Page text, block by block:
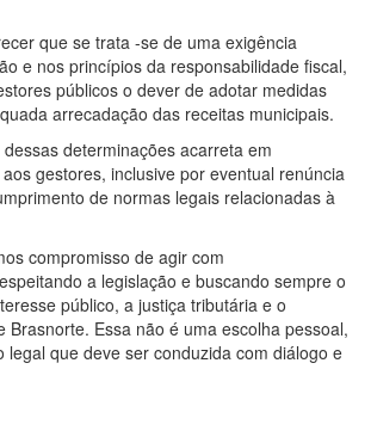
que se trata -se de uma exigência
e nos princípios da responsabilidade fiscal,
públicos o dever de adotar medidas
arrecadação das receitas municipais.
determinações acarreta em
gestores, inclusive por eventual renúncia
de normas legais relacionadas à
compromisso de agir com
a legislação e buscando sempre o
público, a justiça tributária e o
Brasnorte. Essa não é uma escolha pessoal,
legal que deve ser conduzida com diálogo e